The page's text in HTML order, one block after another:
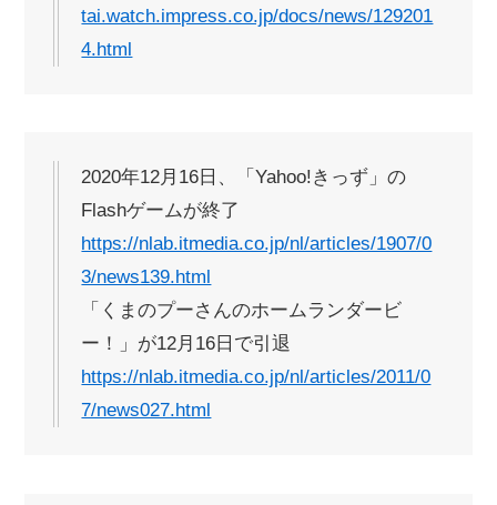
tai.watch.impress.co.jp/docs/news/129201
4.html
2020年12月16日、「Yahoo!きっず」の
Flashゲームが終了
https://nlab.itmedia.co.jp/nl/articles/1907/0
3/news139.html
「くまのプーさんのホームランダービ
ー！」が12月16日で引退
https://nlab.itmedia.co.jp/nl/articles/2011/0
7/news027.html